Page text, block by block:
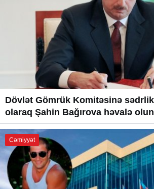
Dövlət Gömrük Komitəsinə
olaraq Şahin Bağırova həvalə
Cəmiyyət